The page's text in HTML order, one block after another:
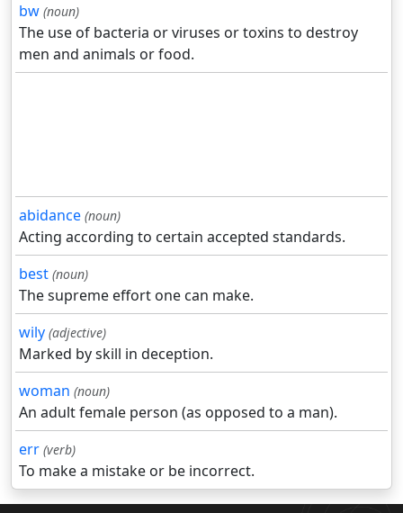
bw (noun)
The use of bacteria or viruses or toxins to destroy
men and animals or food.
abidance (noun)
Acting according to certain accepted standards.
best (noun)
The supreme effort one can make.
wily (adjective)
Marked by skill in deception.
woman (noun)
An adult female person (as opposed to a man).
err (verb)
To make a mistake or be incorrect.